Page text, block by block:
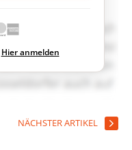
Hier anmelden
NÄCHSTER ARTIKEL